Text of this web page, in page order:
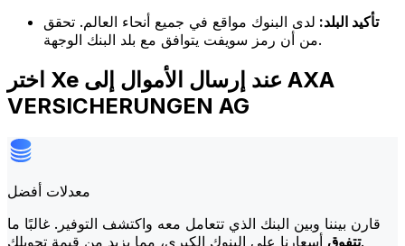
تأكيد البلد: لدى البنوك مواقع في جميع أنحاء العالم. تحقق
من أن رمز سويفت يتوافق مع بلد البنك الوجهة.
اختر Xe عند إرسال الأموال إلى AXA
VERSICHERUNGEN AG
معدلات أفضل
قارن بيننا وبين البنك الذي تتعامل معه واكتشف التوفير. غالبًا ما
تتفوقأسعارنا على البنوك الكبرى، مما يزيد من قيمة تحويلك.